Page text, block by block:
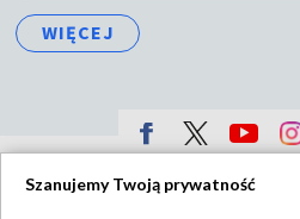
WIĘCEJ
Szanujemy Twoją prywatność